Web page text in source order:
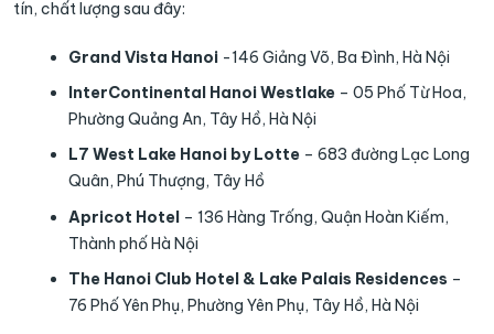
tín, chất lượng sau đây:
Grand Vista Hanoi -146 Giảng Võ, Ba Đình, Hà Nội
InterContinental Hanoi Westlake – 05 Phố Từ Hoa,
Phường Quảng An, Tây Hồ, Hà Nội
L7 West Lake Hanoi by Lotte – 683 đường Lạc Long
Quân, Phú Thượng, Tây Hồ
Apricot Hotel – 136 Hàng Trống, Quận Hoàn Kiếm,
Thành phố Hà Nội
The Hanoi Club Hotel & Lake Palais Residences –
76 Phố Yên Phụ, Phường Yên Phụ, Tây Hồ, Hà Nội